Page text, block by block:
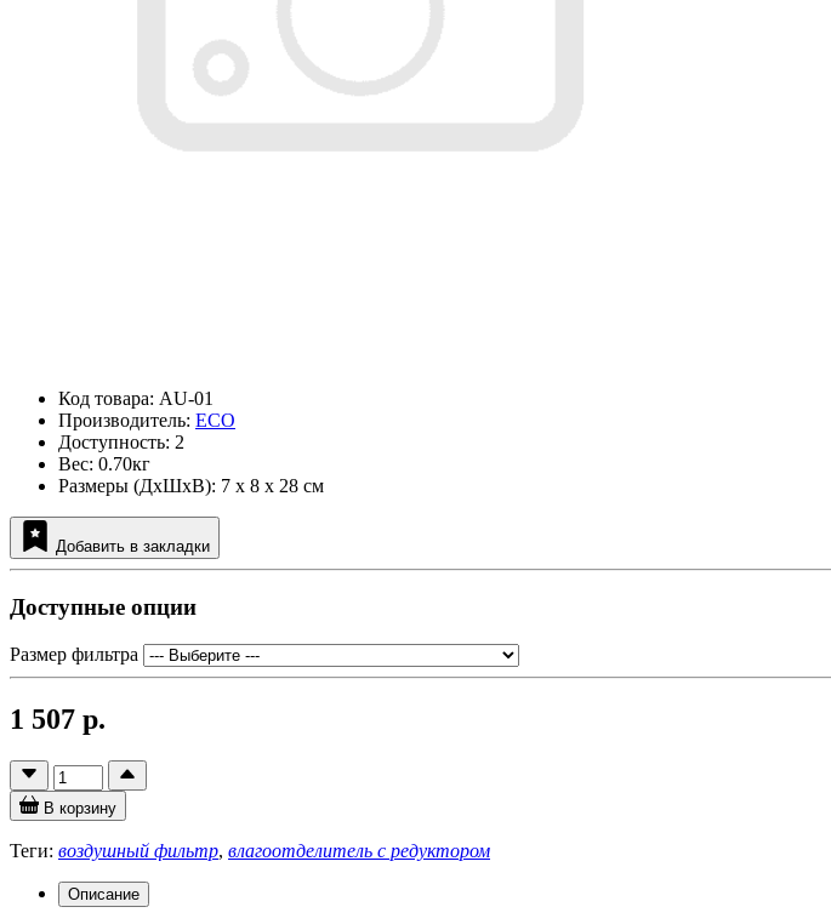
Код товара: AU-01
Производитель: ECO
Доступность: 2
Вес: 0.70кг
Размеры (ДxШxВ): 7 x 8 x 28 см
Добавить в закладки
Доступные опции
Размер фильтра
1 507 р.
В корзину
Теги: воздушный фильтр, влагоотделитель с редуктором
Описание